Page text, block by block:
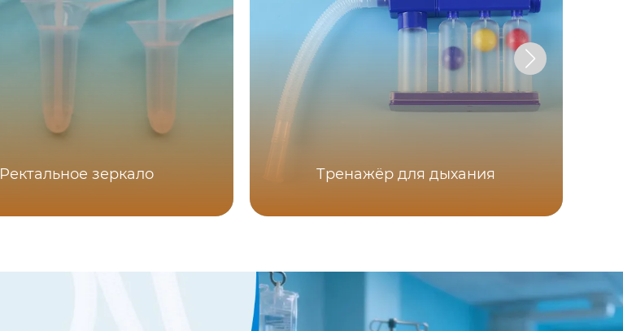
Ректальное зеркало Тренажёр для дыхания